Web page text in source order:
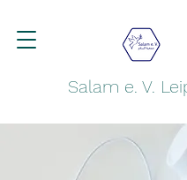
Salam e. V.